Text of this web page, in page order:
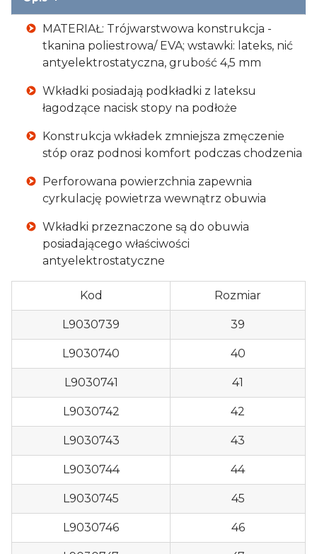
MATERIAŁ: Trójwarstwowa konstrukcja -
tkanina poliestrowa/ EVA; wstawki: lateks, nić
antyelektrostatyczna, grubość 4,5 mm
Wkładki posiadają podkładki z lateksu
łagodzące nacisk stopy na podłoże
Konstrukcja wkładek zmniejsza zmęczenie
stóp oraz podnosi komfort podczas chodzenia
Perforowana powierzchnia zapewnia
cyrkulację powietrza wewnątrz obuwia
Wkładki przeznaczone są do obuwia
posiadającego właściwości
antyelektrostatyczne
Kod Rozmiar
L9030739 39
L9030740 40
L9030741 41
L9030742 42
L9030743 43
L9030744 44
L9030745 45
L9030746 46